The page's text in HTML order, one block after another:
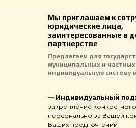
Мы приглашаем к
юридические лица,
заинтересованные в
партнерстве
Предлагаем для
муниципальных и
индивидуальную систему
— Индивидуальный
закрепление
персонально за Вашей
Ваших предпочтений